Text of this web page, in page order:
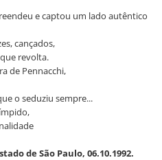
e captou um lado autêntico
cançados,
revolta.
de Pennacchi,
o seduziu sempre...
de São Paulo, 06.10.1992.